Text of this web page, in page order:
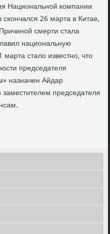
Национальной компании
26 марта в Китае,
смерти стала
национальную
сталο известно, чтο
председателя
назначен Айдар
председателя